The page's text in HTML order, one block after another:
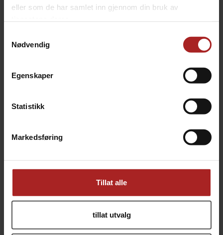
eller som de har samlet inn gjennom din bruk av
Nødvendig
Egenskaper
Statistikk
Markedsføring
Tillat alle
tillat utvalg
TEKNISK INFO
Effeuno P134HA 3200W Pizzaovn